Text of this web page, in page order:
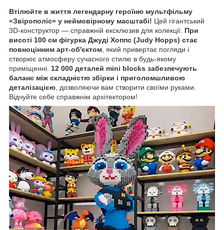
Втілюйте в життя легендарну героїню мультфільму
«Звірополіс» у неймовірному масштабі! Цей гігантський
3D-конструктор — справжній ексклюзив для колекції. При
висоті 100 см фігурка Джуді Хоппс (Judy Hopps) стає
повноцінним арт-об'єктом, який привертає погляди і
створює атмосферу сучасного стилю в будь-якому
приміщенні. 12 000 деталей mini blocks забезпечують
баланс між складністю збірки і приголомшливою
деталізацією, дозволяючи вам створити своїми руками.
Відчуйте себе справжнім архітектором!